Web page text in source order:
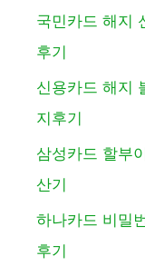
국민카드 해지
후기
신용카드 해지
지후기
삼성카드 할부
산기
하나카드 비밀
후기